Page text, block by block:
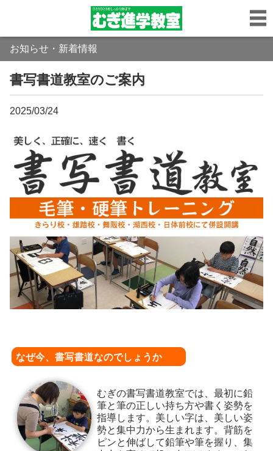
お知らせ・新着情報
書写書道教室のご案内
2025/03/24
なぜ今、書写書道なのでしょうか
むぎの書写書道教室では、最初に鉛
筆と筆の正しい持ち方や書く姿勢を
指導します。美しい字は、美しい姿
勢と集中力から生まれます。背筋を
ピンと伸ばして鉛筆や筆を握り、集